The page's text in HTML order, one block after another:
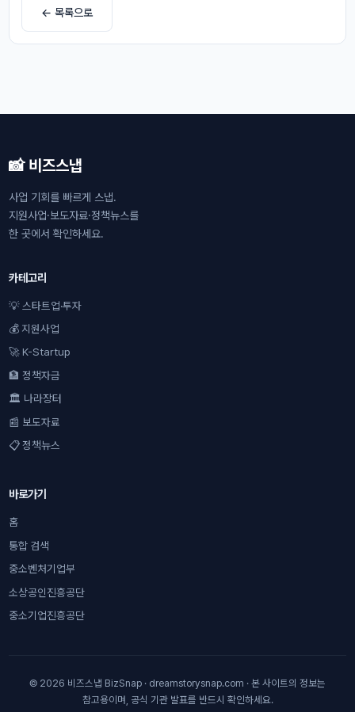
← 목록으로
📸 비즈스냅
사업 기회를 빠르게 스냅.
지원사업·보도자료·정책뉴스를
한 곳에서 확인하세요.
카테고리
💡 스타트업·투자
💰 지원사업
🚀 K-Startup
🏦 정책자금
🏛 나라장터
📰 보도자료
📋 정책뉴스
바로가기
홈
통합 검색
중소벤처기업부
소상공인진흥공단
중소기업진흥공단
© 2026 비즈스냅 BizSnap · dreamstorysnap.com · 본 사이트의 정보는
참고용이며, 공식 기관 발표를 반드시 확인하세요.